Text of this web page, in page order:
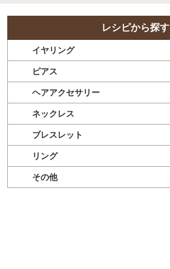
レシピから探す
イヤリング
ピアス
ヘアアクセサリー
ネックレス
ブレスレット
リング
その他